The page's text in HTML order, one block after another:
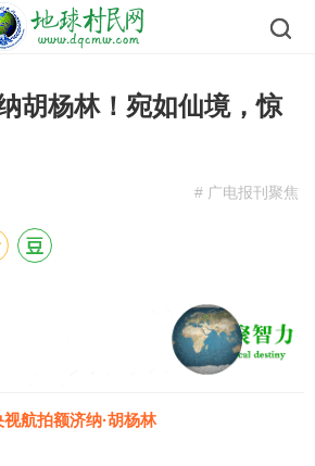
胡杨林！宛如仙境，惊
# 广电报刊聚焦
视航拍额济纳·胡杨林